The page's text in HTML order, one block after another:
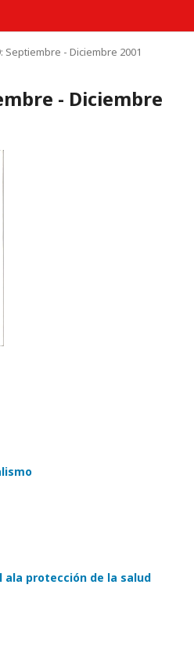
Septiembre - Diciembre 2001
- Diciembre
ala protección de la salud